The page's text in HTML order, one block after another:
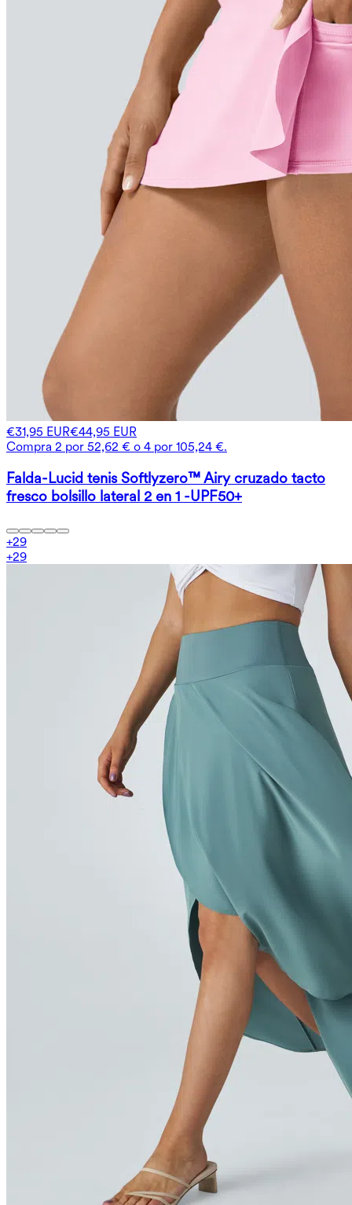
€31,95 EUR€44,95 EUR
Compra 2 por 52,62 € o 4 por 105,24 €.
Falda-Lucid tenis Softlyzero™ Airy cruzado tacto
fresco bolsillo lateral 2 en 1 -UPF50+
+29
+29